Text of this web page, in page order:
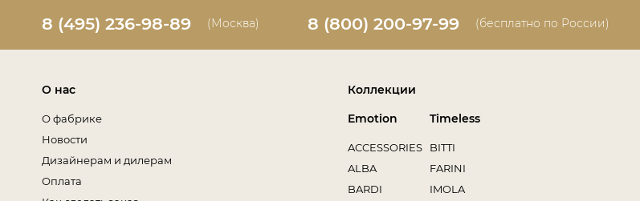
8 (495) 236-98-89 (Москва) 8 (800) 200-97-99 (бесплатно по России)
О нас
О фабрике
Новости
Дизайнерам и дилерам
Оплата
Коллекции
Emotion
ACCESSORIES
ALBA
BARDI
Timeless
BITTI
FARINI
IMOLA